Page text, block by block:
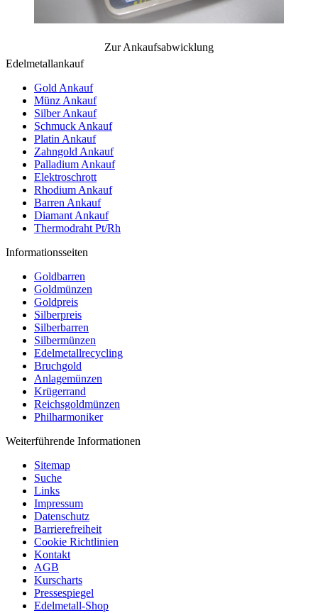
Zur Ankaufsabwicklung
Edelmetallankauf
Gold Ankauf
Münz Ankauf
Silber Ankauf
Schmuck Ankauf
Platin Ankauf
Zahngold Ankauf
Palladium Ankauf
Elektroschrott
Rhodium Ankauf
Barren Ankauf
Diamant Ankauf
Thermodraht Pt/Rh
Informationsseiten
Goldbarren
Goldmünzen
Goldpreis
Silberpreis
Silberbarren
Silbermünzen
Edelmetallrecycling
Bruchgold
Anlagemünzen
Krügerrand
Reichsgoldmünzen
Philharmoniker
Weiterführende Informationen
Sitemap
Suche
Links
Impressum
Datenschutz
Barrierefreiheit
Cookie Richtlinien
Kontakt
AGB
Kurscharts
Pressespiegel
Edelmetall-Shop